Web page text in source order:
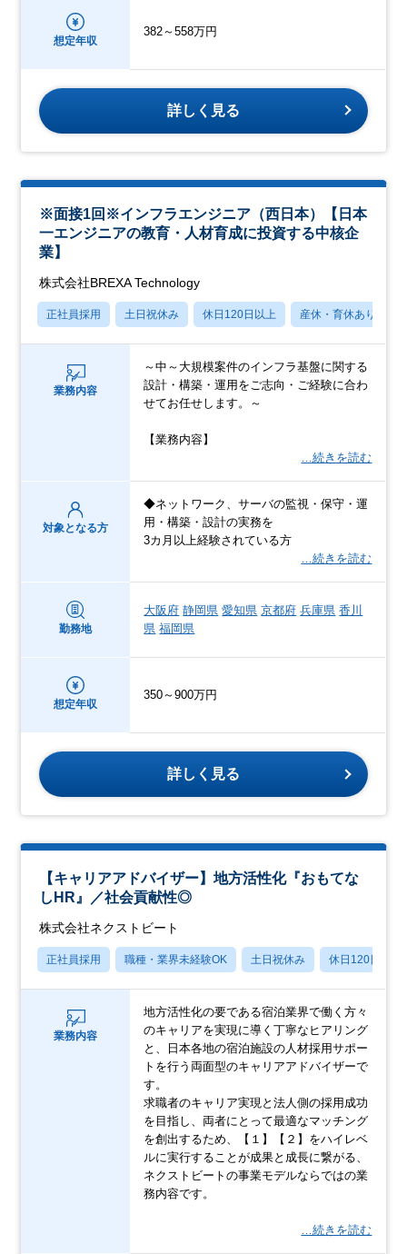
想定年収
382～558万円
詳しく見る
※面接1回※インフラエンジニア（西日本）【日本
一エンジニアの教育・人材育成に投資する中核企
業】
株式会社BREXA Technology
正社員採用 土日祝休み 休日120日以上 産休・育休あり
業務内容
～中～大規模案件のインフラ基盤に関する
設計・構築・運用をご志向・ご経験に合わ
せてお任せします。～
【業務内容】
…続きを読む
対象となる方
◆ネットワーク、サーバの監視・保守・運
用・構築・設計の実務を
3カ月以上経験されている方
…続きを読む
勤務地
大阪府 静岡県 愛知県 京都府 兵庫県 香川
県 福岡県
想定年収
350～900万円
詳しく見る
【キャリアアドバイザー】地方活性化『おもてな
しHR』／社会貢献性◎
株式会社ネクストビート
正社員採用 職種・業界未経験OK 土日祝休み 休日120日以上
業務内容
地方活性化の要である宿泊業界で働く方々
のキャリアを実現に導く丁寧なヒアリング
と、日本各地の宿泊施設の人材採用サポー
トを行う両面型のキャリアアドバイザーで
す。
求職者のキャリア実現と法人側の採用成功
を目指し、両者にとって最適なマッチング
を創出するため、【１】【２】をハイレベ
ルに実行することが成果と成長に繋がる、
ネクストビートの事業モデルならではの業
務内容です。
…続きを読む